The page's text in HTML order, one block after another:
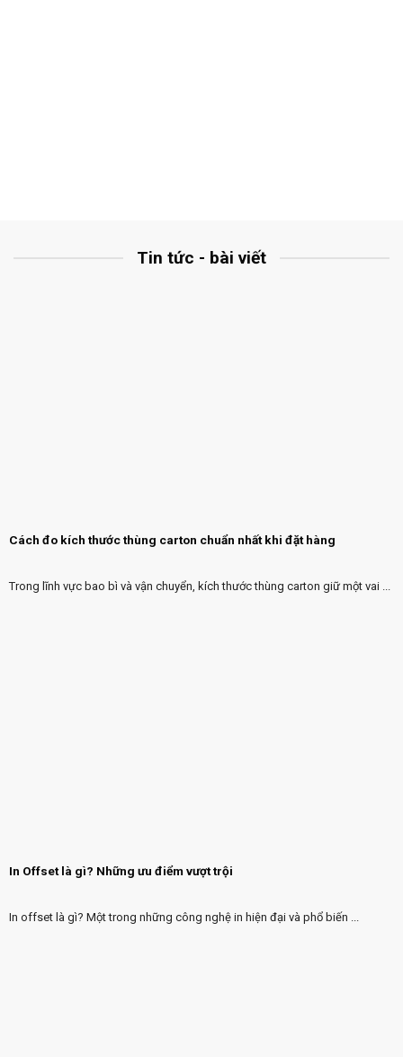
Tin tức - bài viết
Cách đo kích thước thùng carton chuẩn nhất khi đặt hàng
Trong lĩnh vực bao bì và vận chuyển, kích thước thùng carton giữ một vai ...
In Offset là gì? Những ưu điểm vượt trội
In offset là gì? Một trong những công nghệ in hiện đại và phổ biến ...